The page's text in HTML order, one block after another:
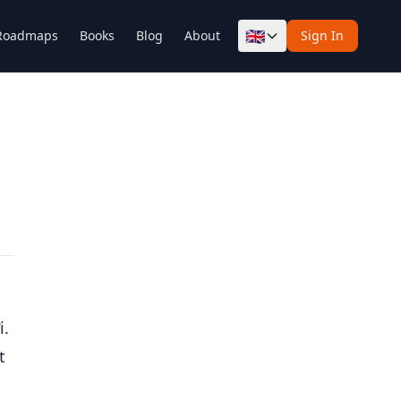
Books Blog About 🇬🇧 Sign In